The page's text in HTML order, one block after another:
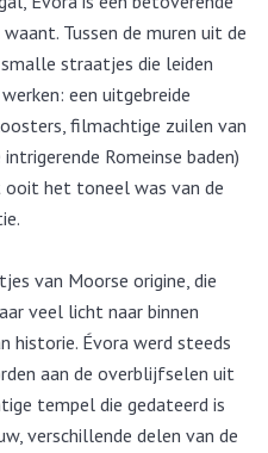
Tussen de muren uit de
straatjes die leiden
een uitgebreide
filmachtige zuilen van
Romeinse baden)
het toneel was van de
van Moorse origine, die
veel licht naar binnen
Évora werd steeds
aan de overblijfselen uit
tempel die gedateerd is
verschillende delen van de